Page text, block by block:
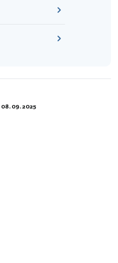
08. 09. 2025